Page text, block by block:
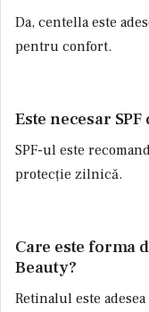
Da, centella este
pentru confort.
Este necesar
SPF-ul este
protecție zilnică.
Care este forma
Beauty?
Retinalul este